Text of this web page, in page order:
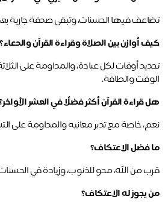
فيها الحسنات، وتبقى صدقة جارية بعد
أوازن بين الصلاة وقراءة القرآن والدعاء؟
والطاقة.
قراءة القرآن أكثر فضلًا في العشر الأواخر؟
خاصة مع تدبر معانيه والمداومة على
فضل الاعتكاف؟
من الله، محو للذنوب، وزيادة في الحسنات
يجوز له الاعتكاف؟